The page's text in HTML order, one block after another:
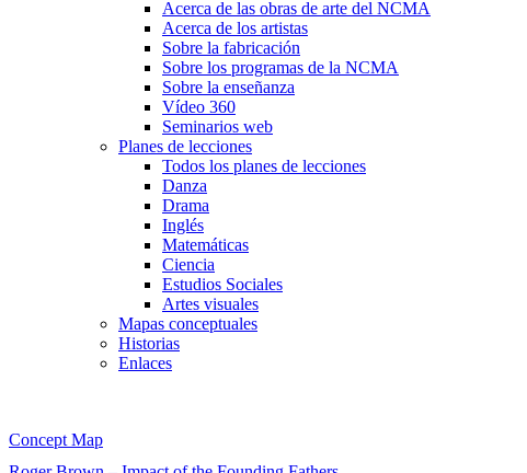
Acerca de las obras de arte del NCMA
Acerca de los artistas
Sobre la fabricación
Sobre los programas de la NCMA
Sobre la enseñanza
Vídeo 360
Seminarios web
Planes de lecciones
Todos los planes de lecciones
Danza
Drama
Inglés
Matemáticas
Ciencia
Estudios Sociales
Artes visuales
Mapas conceptuales
Historias
Enlaces
Concept Map